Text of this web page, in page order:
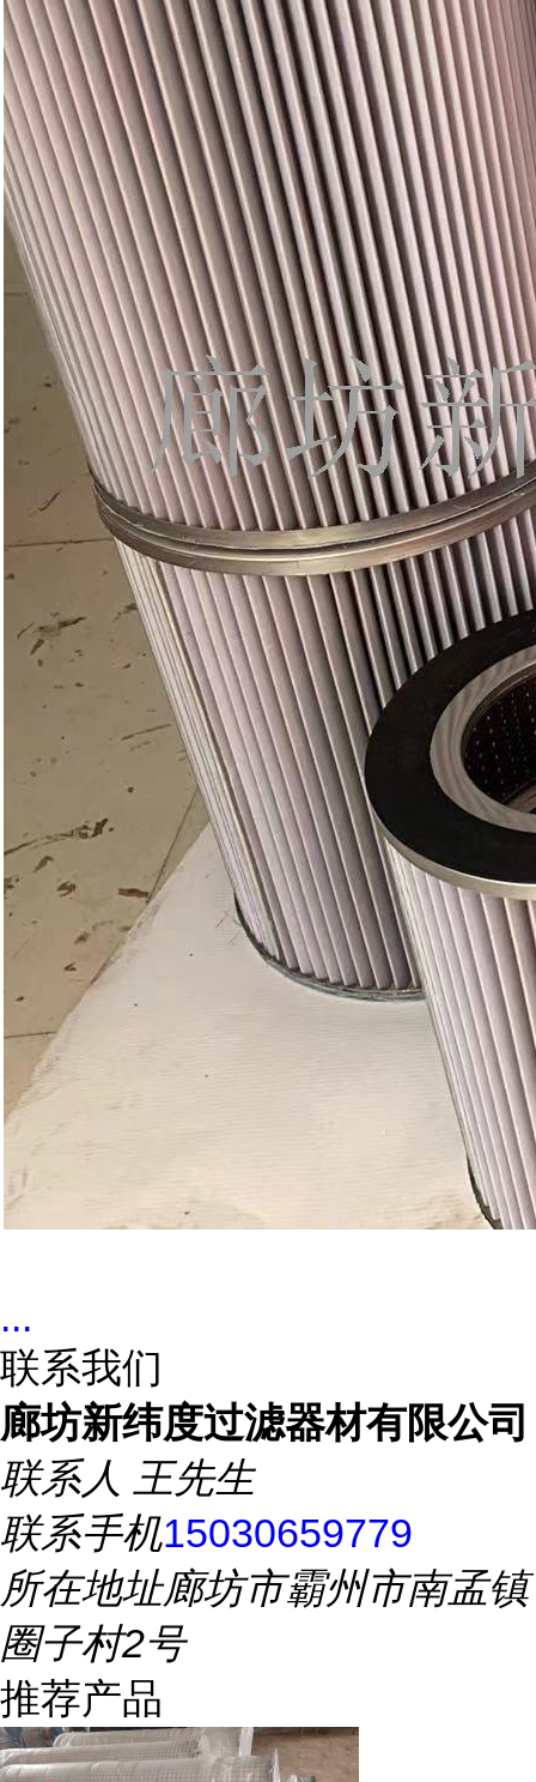
...
联系我们
廊坊新纬度过滤器材有限公司
联系人 王先生
联系手机15030659779
所在地址廊坊市霸州市南孟镇
圈子村2号
推荐产品